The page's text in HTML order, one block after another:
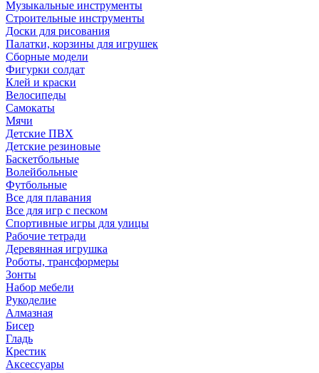
Музыкальные инструменты
Строительные инструменты
Доски для рисования
Палатки, корзины для игрушек
Сборные модели
Фигурки солдат
Клей и краски
Велосипеды
Самокаты
Мячи
Детские ПВХ
Детские резиновые
Баскетбольные
Волейбольные
Футбольные
Все для плавания
Все для игр с песком
Спортивные игры для улицы
Рабочие тетради
Деревянная игрушка
Роботы, трансформеры
Зонты
Набор мебели
Рукоделие
Алмазная
Бисер
Гладь
Крестик
Аксессуары